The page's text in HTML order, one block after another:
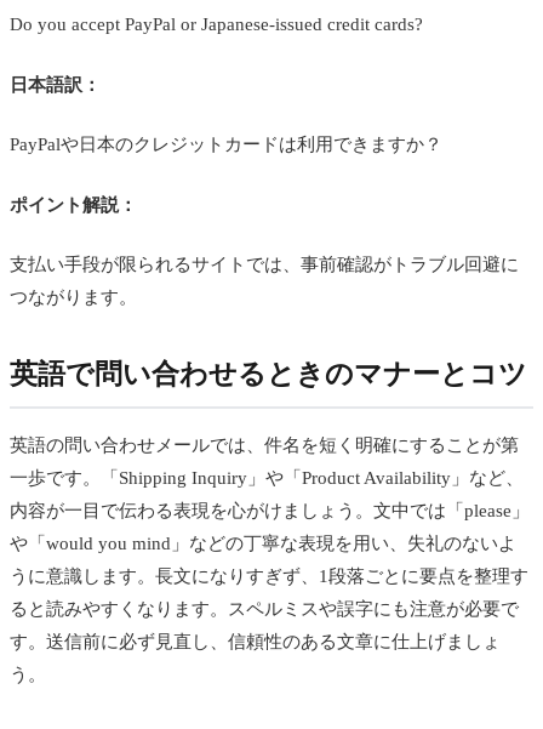
Do you accept PayPal or Japanese-issued credit cards?
日本語訳：
PayPalや日本のクレジットカードは利用できますか？
ポイント解説：
支払い手段が限られるサイトでは、事前確認がトラブル回避に
つながります。
英語で問い合わせるときのマナーとコツ
英語の問い合わせメールでは、件名を短く明確にすることが第
一歩です。「Shipping Inquiry」や「Product Availability」など、
内容が一目で伝わる表現を心がけましょう。文中では「please」
や「would you mind」などの丁寧な表現を用い、失礼のないよ
うに意識します。長文になりすぎず、1段落ごとに要点を整理す
ると読みやすくなります。スペルミスや誤字にも注意が必要で
す。送信前に必ず見直し、信頼性のある文章に仕上げましょ
う。